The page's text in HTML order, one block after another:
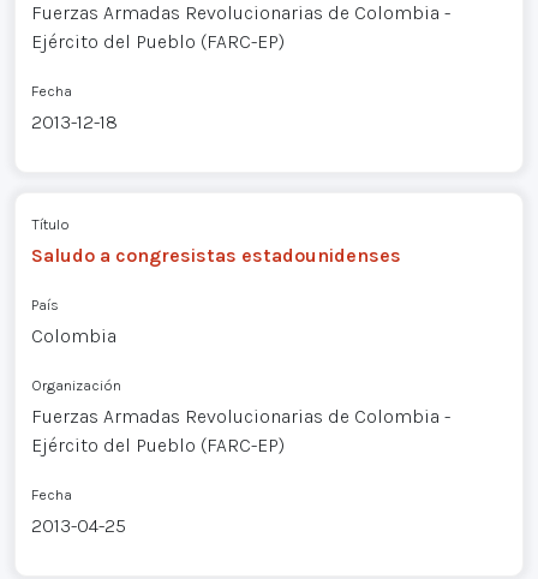
Fuerzas Armadas Revolucionarias de Colombia -
Ejército del Pueblo (FARC-EP)
Fecha
2013-12-18
Título
Saludo a congresistas estadounidenses
País
Colombia
Organización
Fuerzas Armadas Revolucionarias de Colombia -
Ejército del Pueblo (FARC-EP)
Fecha
2013-04-25